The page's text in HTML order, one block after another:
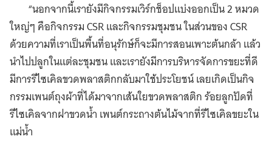
“นอกจากนี้เรายังมีกิจกรรมเวิร์กช็อปแบ่งออกเป็น 2 หมวด
ใหญ่ๆ คือกิจกรรม CSR และกิจกรรมชุมชน ในส่วนของ CSR
ด้วยความที่เราเป็นพื้นที่อนุรักษ์ก็จะมีการสอนเพาะต้นกล้า แล้ว
นำไปปลูกในแต่ละชุมชน และเรายังมีการบริหารจัดการขยะที่ดี
มีการรีไซเคิลขวดพลาสติกกลับมาใช้ประโยชน์ เลยเกิดเป็นกิจ
กรรมเพนต์ถุงผ้าที่ได้มาจากเส้นใยขวดพลาสติก ร้อยลูกปัดที่
รีไซเคิลจากฝาขวดน้ำ เพนต์กระถางต้นไม้จากที่รีไซเคิลขยะใน
แม่น้ำ